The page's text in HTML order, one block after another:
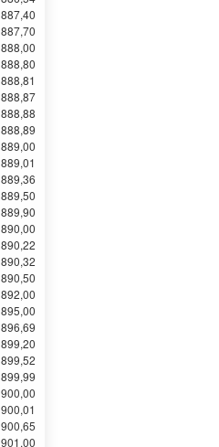
887,40
887,70
888,00
888,80
888,81
888,87
888,88
888,89
889,00
889,01
889,36
889,50
889,90
890,00
890,22
890,32
890,50
892,00
895,00
896,69
899,20
899,52
899,99
900,00
900,01
900,65
901,00